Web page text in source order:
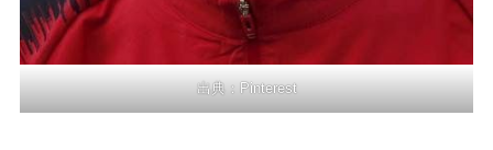
出典： Pinterest